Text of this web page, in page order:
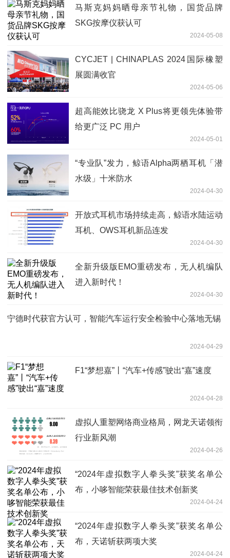
马斯克妈妈晒母亲节礼物，国货品牌
SKG按摩仪获认可
2024-05-08
CYCJET | CHINAPLAS 2024国际橡塑
展圆满收官
2024-05-06
超高能效比骁龙 X Plus将更领先体验带
给更广泛 PC 用户
2024-05-01
“专业队”发力，鲸语Alpha两栖耳机「潜
水级」十米防水
2024-04-30
开放式耳机市场持续走高，鲸语水陆运动
耳机、OWS耳机新品连发
2024-04-30
全新升级版EMO重磅发布，无人机编队
进入新时代！
2024-04-30
宁德时代获官方认可，智能汽车运行安全检验中心落地无锡
2024-04-29
F1“梦想嘉”丨“汽车+传感”驶出“嘉”速度
2024-04-28
虚拟人重塑网络商业格局，网龙天诺领衔
行业新风潮
2024-04-26
“2024年虚拟数字人拳头奖”获奖名单公
布，小哆智能荣获最佳技术创新奖
2024-04-24
“2024年虚拟数字人拳头奖”获奖名单公
布，天诺斩获两项大奖
2024-04-24